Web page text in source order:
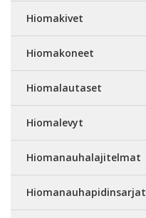
Hiomakivet
Hiomakoneet
Hiomalautaset
Hiomalevyt
Hiomanauhalajitelmat
Hiomanauhapidinsarjat